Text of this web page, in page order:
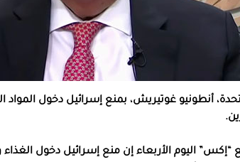
أنطونيو غوتيريش، بمنع إسرائيل دخول المواد
اليوم الأربعاء إن منع إسرائيل دخول الغذاء